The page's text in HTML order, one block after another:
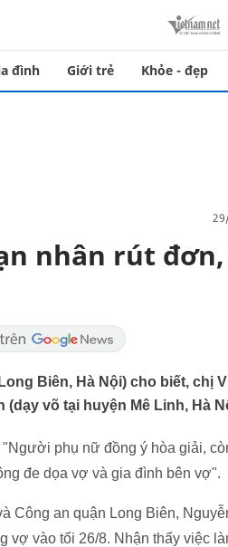
đình Giới trẻ Khỏe - đẹp
nhân rút
Biên, Hà Nội) cho biết, chị
võ tại huyện Mê Linh, Hà
phụ nữ đồng ý hòa giải,
đe dọa vợ và gia đình bên vợ".
Công an quận Long Biên,
vợ vào tối 26/8. Nhận thấy việc